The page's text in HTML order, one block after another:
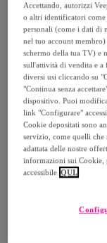
Venduto da
Consegna
Consegna da
Consegna: tra il
Come funziona?
Accettando, autorizzi
o altri identificatori
personali (come i dati di
nel tuo account
schermo della tua TV) e
sull'attività di vendita e
diversi usi cliccando su
"Continua senza
dispositivo. Puoi
link "Configurare"
Cookie depositati sono
servizio, come quelli che
adattata delle nostre
informazioni sui Cookie,
accessibile QUI.